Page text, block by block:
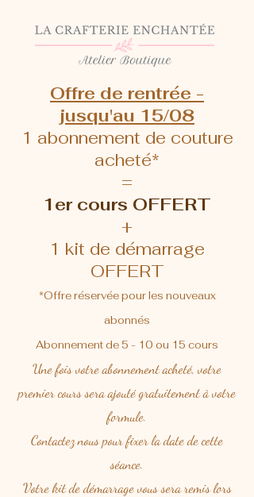
Offre de rentrée -
jusqu'au 15/08
1 abonnement de couture
acheté*
=
1er cours OFFERT
+
1 kit de démarrage
OFFERT
*Offre réservée pour les nouveaux
abonnés
Abonnement de 5 - 10 ou 15 cours
Une fois votre abonnement acheté, votre
premier cours sera ajouté gratuitement à votre
formule.
Contactez nous pour fixer la date de cette
séance.
Votre kit de démarrage vous sera remis lors